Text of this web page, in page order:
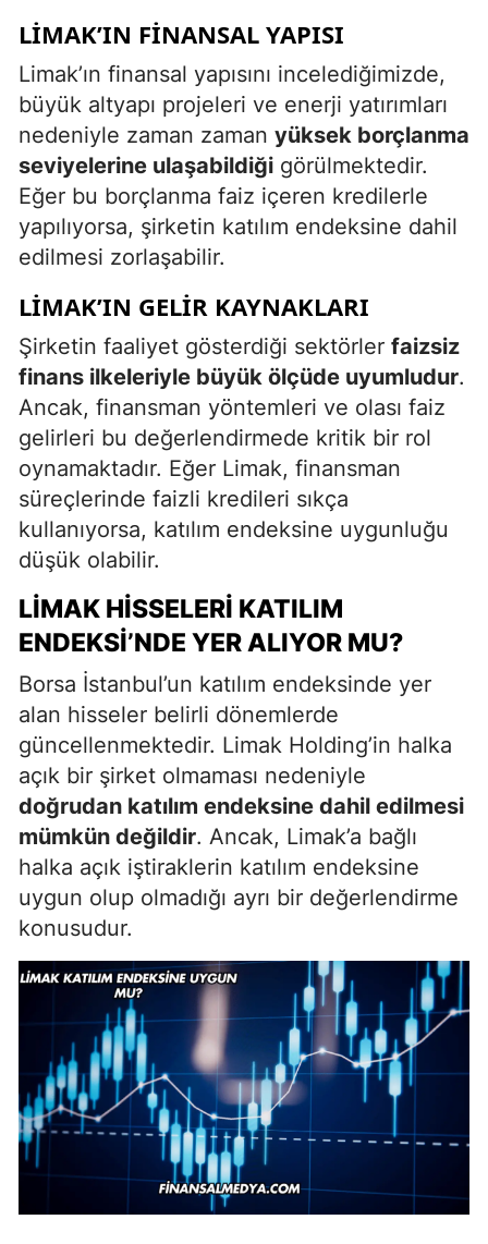
LIMAK’IN FINANSAL YAPISI
Limak’ın finansal yapısını incelediğimizde,
büyük altyapı projeleri ve enerji yatırımları
nedeniyle zaman zaman yüksek borçlanma
seviyelerine ulaşabildiği görülmektedir.
Eğer bu borçlanma faiz içeren kredilerle
yapılıyorsa, şirketin katılım endeksine dahil
edilmesi zorlaşabilir.
LIMAK’IN GELIR KAYNAKLARI
Şirketin faaliyet gösterdiği sektörler faizsiz
finans ilkeleriyle büyük ölçüde uyumludur.
Ancak, finansman yöntemleri ve olası faiz
gelirleri bu değerlendirmede kritik bir rol
oynamaktadır. Eğer Limak, finansman
süreçlerinde faizli kredileri sıkça
kullanıyorsa, katılım endeksine uygunluğu
düşük olabilir.
LIMAK HISSELERI KATILIM
ENDEKSI’NDE YER ALIYOR MU?
Borsa İstanbul’un katılım endeksinde yer
alan hisseler belirli dönemlerde
güncellenmektedir. Limak Holding’in halka
açık bir şirket olmaması nedeniyle
doğrudan katılım endeksine dahil edilmesi
mümkün değildir. Ancak, Limak’a bağlı
halka açık iştiraklerin katılım endeksine
uygun olup olmadığı ayrı bir değerlendirme
konusudur.